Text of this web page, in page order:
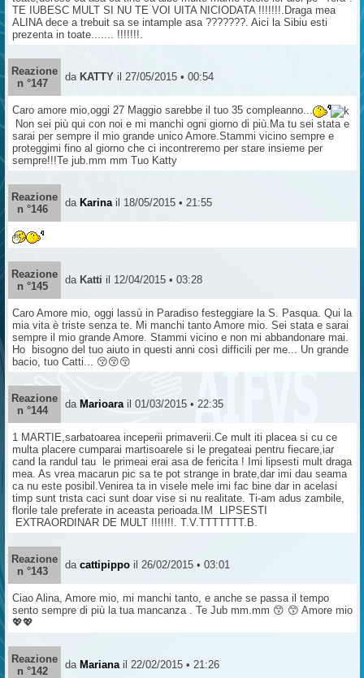
TE IUBESC MULT SI NU TE VOI UITA NICIODATA !!!!!!!.Draga mea
ALINA dece a trebuit sa se intample asa ???????. Aici la Sibiu esti
prezenta in toate....... !!!!!!!.
Reazione
n °147
da KATTYil 27/05/2015 • 00:54
Caro amore mio,oggi 27 Maggio sarebbe il tuo 35 compleanno...
Non sei più qui con noi e mi manchi ogni giorno di più.Ma tu sei stata e
sarai per sempre il mio grande unico Amore.Stammi vicino sempre e
proteggimi fino al giorno che ci incontreremo per stare insieme per
sempre!!!Te jub.mm mm Tuo Katty
Reazione
n °146
da Karina il 18/05/2015 • 21:55
Reazione
n °145
da Katti il 12/04/2015 • 03:28
Caro Amore mio, oggi lassù in Paradiso festeggiare la S. Pasqua. Qui la
mia vita è triste senza te. Mi manchi tanto Amore mio. Sei stata e sarai
sempre il mio grande Amore. Stammi vicino e non mi abbandonare mai.
Ho bisogno del tuo aiuto in questi anni così difficili per me... Un grande
bacio, tuo Catti... 😚😚😚
Reazione
n °144
da Marioara il 01/03/2015 • 22:35
1 MARTIE,sarbatoarea inceperii primaverii.Ce mult iti placea si cu ce
multa placere cumparai martisoarele si le pregateai pentru fiecare,iar
cand la randul tau le primeai erai asa de fericita ! Imi lipsesti mult draga
mea. As vrea macarun pic sa te pot strange in brate,dar imi dau seama
ca nu este posibil.Venirea ta in visele mele imi fac bine dar in acelasi
timp sunt trista caci sunt doar vise si nu realitate. Ti-am adus zambile,
florile tale preferate in aceasta perioada.IM LIPSESTI
EXTRAORDINAR DE MULT !!!!!!!. T.V.TTTTTTT.B.
Reazione
n °143
da cattipippo il 26/02/2015 • 03:01
Ciao Alina, Amore mio, mi manchi tanto, e anche se passa il tempo
sento sempre di più la tua mancanza . Te Jub mm.mm 😙 😙 Amore mio
💖💖
Reazione
n °142
da Mariana il 22/02/2015 • 21:26